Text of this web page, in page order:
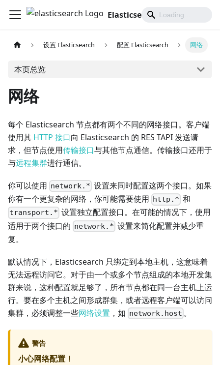
Elasticsearch 中文文档
设置 Elasticsearch 配置 Elasticsearch 网络
本页总览
网络
每个 Elasticsearch 节点都有两个不同的网络接口。客户端
使用其 HTTP 接口向 Elasticsearch 的 RES TAPI 发送请
求，但节点使用传输接口与其他节点通信。传输接口还用于
与远程集群进行通信。
你可以使用 network.* 设置来同时配置这两个接口。如果
你有一个更复杂的网络，你可能需要使用 http.* 和
transport.* 设置独立配置接口。在可能的情况下，使用
适用于两个接口的 network.* 设置来简化配置并减少重
复。
默认情况下，Elasticsearch 只绑定到本地主机，这意味着
无法远程访问它。对于由一个或多个节点组成的本地开发集
群来说，这种配置就足够了，所有节点都在同一台主机上运
行。要在多个主机之间形成群集，或者远程客户端可以访问
集群，必须调整一些网络设置 ，如 network.host 。
警告
小心网络配置！